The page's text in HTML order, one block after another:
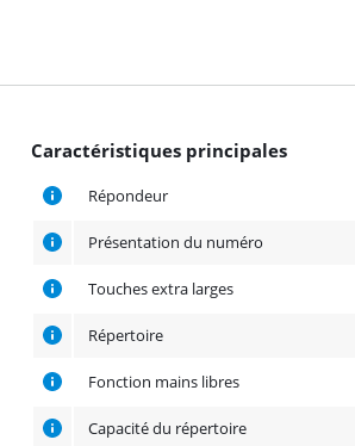
Caractéristiques principales
Répondeur
Présentation du numéro
Touches extra larges
Répertoire
Fonction mains libres
Capacité du répertoire